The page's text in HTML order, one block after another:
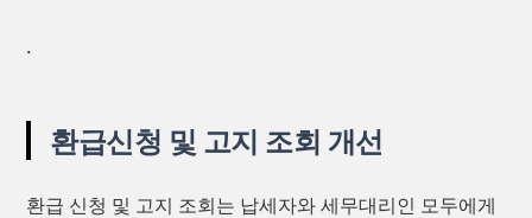
.
환급신청 및 고지 조회 개선
환급 신청 및 고지 조회는 납세자와 세무대리인 모두에게